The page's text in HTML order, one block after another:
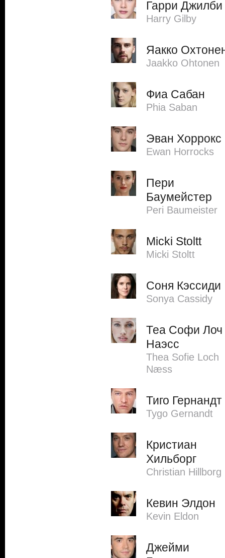
Гарри Джилби
Harry Gilby
Яакко
Jaakko Ohtonen
Фиа Сабан
Phia Saban
Эван Хоррокс
Ewan Horrocks
Пери
Баумейстер
Peri Baumeister
Micki Stoltt
Micki Stoltt
Соня Кэссиди
Sonya Cassidy
Теа Софи Лоч
Наэсс
Thea Sofie Loch
Næss
Тиго Гернандт
Tygo Gernandt
Кристиан
Хильборг
Christian Hillborg
Кевин Элдон
Kevin Eldon
Джейми